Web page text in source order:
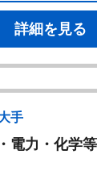
詳細を見る
手
電力・化学